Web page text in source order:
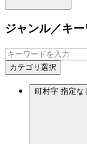
ジャンル／キ
カテゴリ選択
町村字 指定な